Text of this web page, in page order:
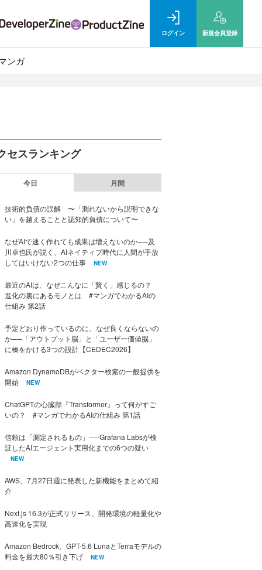
ログイン 新規会員登録
ンガ
セスランキング
今日 月間
技術的負債の誤解 〜「測れないから説明できな
い」を越えることと認知的負債について〜
なぜAIで速く作れても成果は増えないのか──及
川卓也氏が説く、AIネイティブ時代に人間が手放
してはいけない2つの仕事
NEW
最近のAIは、なぜこんなに「賢く」感じるの？
進化の裏にあるモノとは #マンガでわかるAIの
仕組み 第2話
予定どおり作っているのに、なぜ良くならないの
か──「アウトプット脳」と「ユーザー価値脳」
に橋をかける3つの設計【CEDEC2026】
Amazon DynamoDBがベクター検索の一般提供を
開始
NEW
ChatGPTの心臓部『Transformer』って何がすご
いの？ #マンガでわかるAIの仕組み 第1話
信頼は「測定されるもの」──Grafana Labsが検
証したAIエージェント実用化までの6つの疑い
NEW
AWS、7月27日週に発表した新機能をまとめて紹
介
Next.js 16.3が正式リリース、開発環境の軽量化や
高速化を実現
Amazon Bedrock、GPT-5.6 LunaとTerraモデルの
料金を最大80％引き下げ
NEW